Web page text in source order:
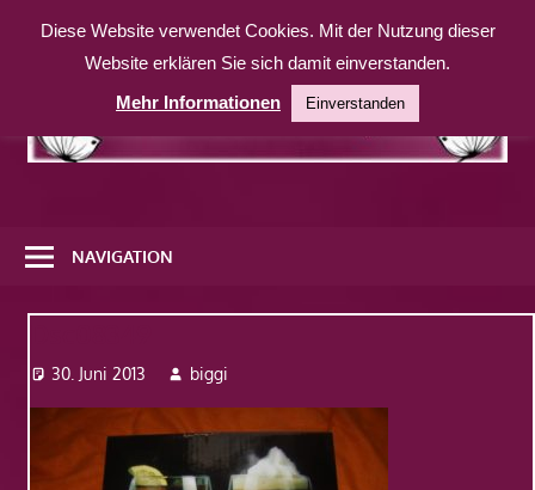
Inhalt
weitere
Website
NAVIGATION
30. Juni 2013 biggi
Diese Website verwendet Cookies. Mit der Nutzung dieser
Website erklären Sie sich damit einverstanden.
Mehr Informationen
Einverstanden